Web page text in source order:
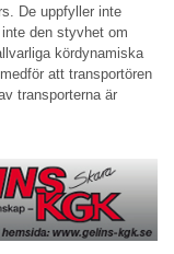
De uppfyller inte
den styvhet om
kördynamiska
att transportören
transporterna är